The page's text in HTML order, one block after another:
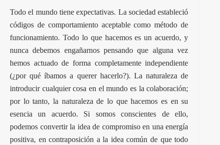
Todo el mundo tiene expectativas. La sociedad estableció
códigos de comportamiento aceptable como método de
funcionamiento. Todo lo que hacemos es un acuerdo, y
nunca debemos engañarnos pensando que alguna vez
hemos actuado de forma completamente independiente
(¿por qué íbamos a querer hacerlo?). La naturaleza de
introducir cualquier cosa en el mundo es la colaboración;
por lo tanto, la naturaleza de lo que hacemos es en su
esencia un acuerdo. Si somos conscientes de ello,
podemos convertir la idea de compromiso en una energía
positiva, en contraposición a la idea común de que todo